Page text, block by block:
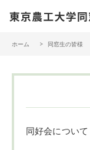
ホーム 同窓生の皆様
同好会について